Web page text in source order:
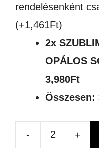
rendelésenként
(+1,461Ft)
2x
OPÁLOS
3,980Ft
Összesen:
- +